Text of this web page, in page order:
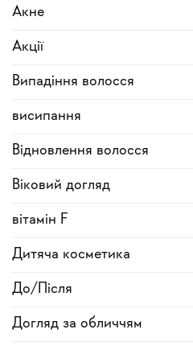
Акне
Акції
Випадіння волосся
висипання
Відновлення волосся
Віковий догляд
вітамін F
Дитяча косметика
До/Після
Догляд за обличчям